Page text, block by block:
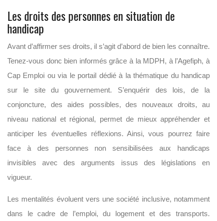
Les droits des personnes en situation de
handicap
Avant d’affirmer ses droits, il s’agit d’abord de bien les connaître.
Tenez-vous donc bien informés grâce à la MDPH, à l’Agefiph, à
Cap Emploi ou via le portail dédié à la thématique du handicap
sur le site du gouvernement. S’enquérir des lois, de la
conjoncture, des aides possibles, des nouveaux droits, au
niveau national et régional, permet de mieux appréhender et
anticiper les éventuelles réflexions. Ainsi, vous pourrez faire
face à des personnes non sensibilisées aux handicaps
invisibles avec des arguments issus des législations en
vigueur.
Les mentalités évoluent vers une société inclusive, notamment
dans le cadre de l’emploi, du logement et des transports.